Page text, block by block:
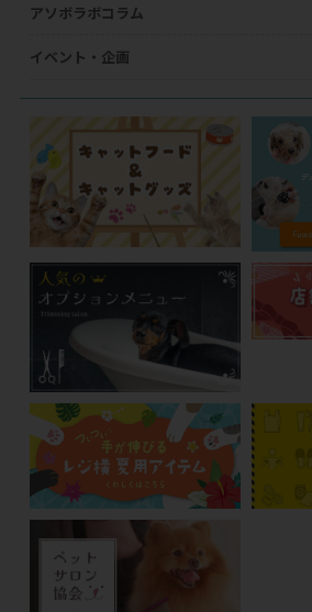
アソボラボコラム
イベント・企画